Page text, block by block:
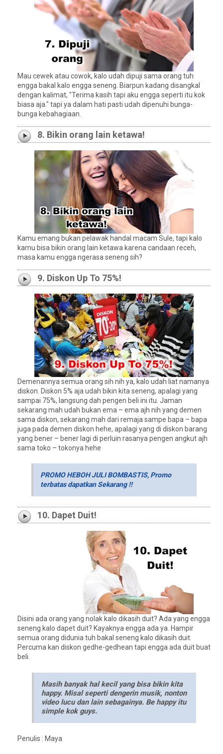
Mau cewek atau cowok, kalo udah dipuji sama orang tuh
engga bakal kalo engga seneng. Biarpun kadang disangkal
dengan kalimat, "Terima kasih tapi aku engga seperti itu kok
biasa aja." tapi ya dalam hati pasti udah dipenuhi bunga-
bunga kebahagiaan.
8. Bikin orang lain ketawa!
Kamu emang bukan pelawak handal macam Sule, tapi kalo
kamu bisa bikin orang lain ketawa karena candaan receh,
masa kamu engga ngerasa seneng sih?
9. Diskon Up To 75%!
Demenannya semua orang sih nih ya, kalo udah liat namanya
diskon. Diskon 5% aja udah bikin kita seneng, apalagi yang
sampai 75%, langsung dah pengen beli ini itu. Jaman
sekarang mah udah bukan ema – ema ajh nih yang demen
sama diskon, sekarang mah dari remaja sampe bapa – bapa
juga pada demen diskon hehe, apalagi yang di diskon barang
yang bener – bener lagi di perluin rasanya pengen angkut ajh
sama toko – tokonya hehe
PROMO HEBOH JULI BOMBASTIS, Promo
terbatas dapatkan Sekarang !!
10. Dapet Duit!
Disini ada orang yang nolak kalo dikasih duit? Ada yang engga
seneng kalo dapet duit? Kayaknya engga ada ya. Hampir
semua orang didunia tuh bakal seneng kalo dikasih duit.
Percuma kan diskon gedhe-gedhean tapi engga ada duit buat
beli.
Masih banyak hal kecil yang bisa bikin kita
happy. Misal seperti dengerin musik, nonton
video lucu dan lain sebagainya. Be happy itu
simple kok guys.
Penulis : Maya